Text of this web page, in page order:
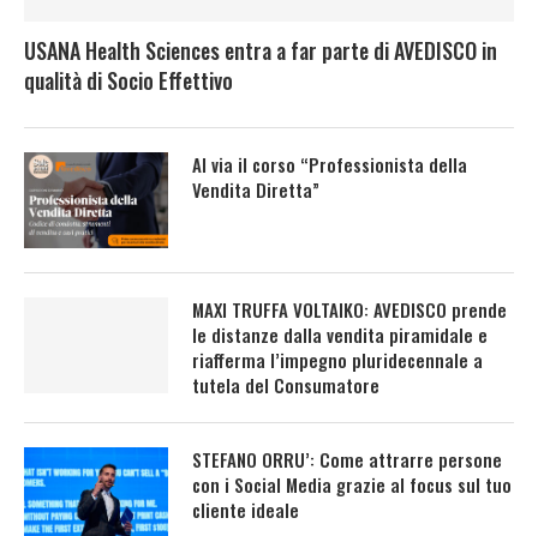
USANA Health Sciences entra a far parte di AVEDISCO in
qualità di Socio Effettivo
Al via il corso “Professionista della
Vendita Diretta”
MAXI TRUFFA VOLTAIKO: AVEDISCO prende
le distanze dalla vendita piramidale e
riafferma l’impegno pluridecennale a
tutela del Consumatore
STEFANO ORRU’: Come attrarre persone
con i Social Media grazie al focus sul tuo
cliente ideale